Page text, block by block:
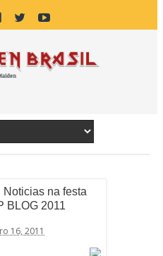
Noticias na festa
BLOG 2011
16, 2011